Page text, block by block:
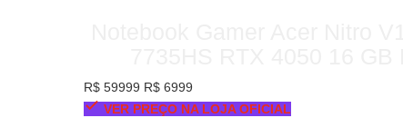
R$ 59999 R$ 6999
VER PREÇO NA LOJA OFICIAL